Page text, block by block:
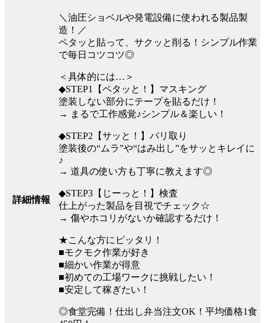
詳細情報
＼油圧ショベルや発電設備に使われる製品製
造！／
ペタッと貼って、サクッと削る！シンプル作業
で毎日コツコツ◎
＜具体的には…＞
◆STEP1【ペタッと！】マスキング
塗装しない部分にテープを貼るだけ！
→ まるで工作感覚♪シンプル＆楽しい！
◆STEP2【サッと！】バリ取り
塗装後の“ムラ”や“はみ出し”をサッとキレイに
♪
→ 道具の使い方も丁寧に教えます◎
◆STEP3【じーっと！】検査
仕上がった製品を目視でチェック☆
→ 傷やホコリがないか確認するだけ！
★こんな方にピッタリ！
■モクモク作業が好き
■細かい作業が得意
■初めての工場ワークに挑戦したい！
■安定して稼ぎたい！
◎食堂完備！仕出し弁当注文OK！平均価格1食